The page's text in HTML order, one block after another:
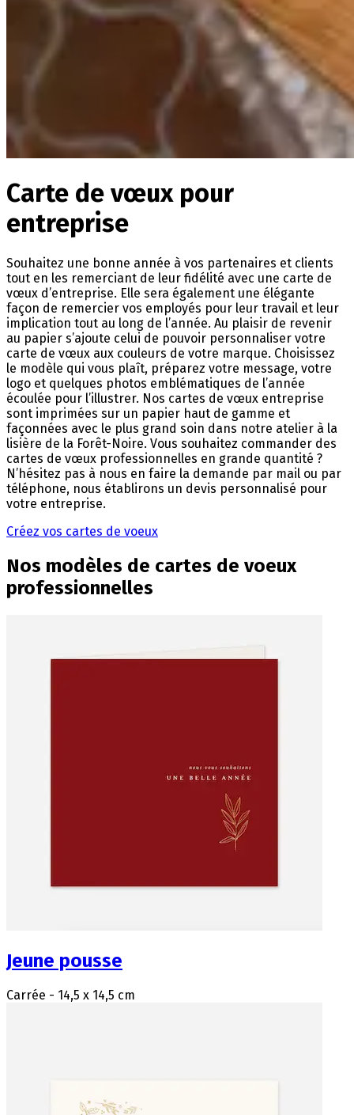
Carte de vœux pour
entreprise
Souhaitez une bonne année à vos partenaires et clients
tout en les remerciant de leur fidélité avec une carte de
vœux d’entreprise. Elle sera également une élégante
façon de remercier vos employés pour leur travail et leur
implication tout au long de l’année. Au plaisir de revenir
au papier s’ajoute celui de pouvoir personnaliser votre
carte de vœux aux couleurs de votre marque. Choisissez
le modèle qui vous plaît, préparez votre message, votre
logo et quelques photos emblématiques de l’année
écoulée pour l’illustrer. Nos cartes de vœux entreprise
sont imprimées sur un papier haut de gamme et
façonnées avec le plus grand soin dans notre atelier à la
lisière de la Forêt-Noire. Vous souhaitez commander des
cartes de vœux professionnelles en grande quantité ?
N’hésitez pas à nous en faire la demande par mail ou par
téléphone, nous établirons un devis personnalisé pour
votre entreprise.
Créez vos cartes de voeux
Nos modèles de cartes de voeux
professionnelles
Jeune pousse
Carrée - 14,5 x 14,5 cm